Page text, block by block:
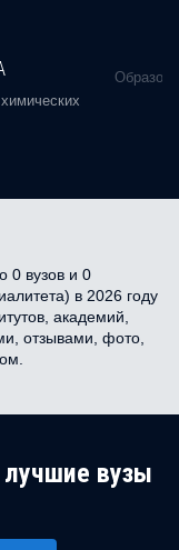
0 вузов и 0
в 2026 году
академий,
отзывами, фото,
вузы